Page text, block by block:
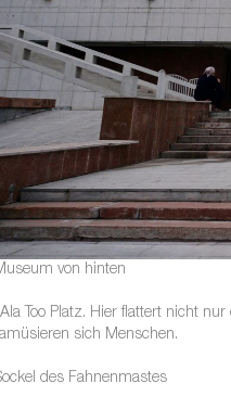
von hinten
Too Platz. Hier flattert nicht
sich Menschen.
des Fahnenmastes